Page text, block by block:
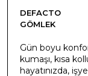
DEFACTO
GÖMLEK
Gün boyu
kumaşı, kısa
hayatınızda,